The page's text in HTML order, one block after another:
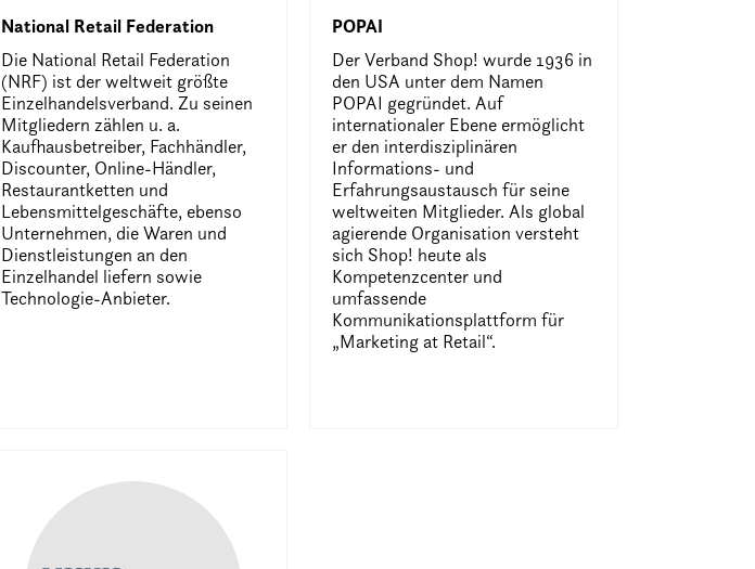
National Retail Federation
Die National Retail Federation
(NRF) ist der weltweit größte
Einzelhandelsverband. Zu seinen
Mitgliedern zählen u. a.
Kaufhausbetreiber, Fachhändler,
Discounter, Online-Händler,
Restaurantketten und
Lebensmittelgeschäfte, ebenso
Unternehmen, die Waren und
Dienstleistungen an den
Einzelhandel liefern sowie
Technologie-Anbieter.
POPAI
Der Verband Shop! wurde 1936 in
den USA unter dem Namen
POPAI gegründet. Auf
internationaler Ebene ermöglicht
er den interdisziplinären
Informations- und
Erfahrungsaustausch für seine
weltweiten Mitglieder. Als global
agierende Organisation versteht
sich Shop! heute als
Kompetenzcenter und
umfassende
Kommunikationsplattform für
„Marketing at Retail“.